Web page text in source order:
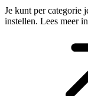
Je kunt per categorie
instellen. Lees meer